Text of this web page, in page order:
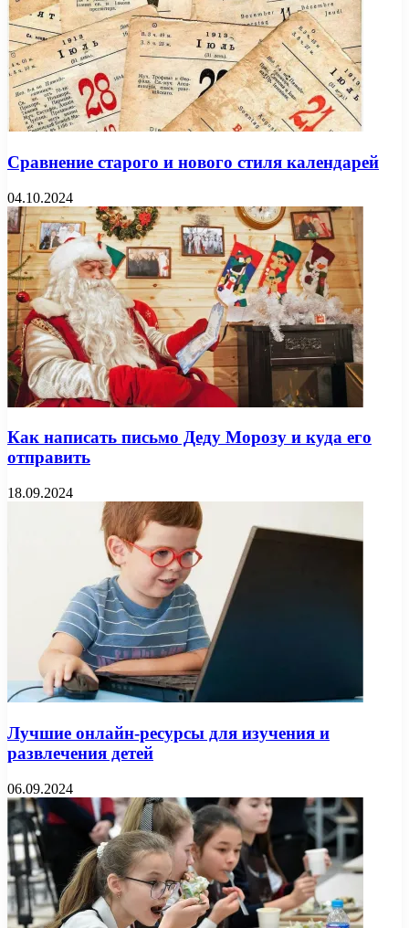
Сравнение старого и нового стиля календарей
04.10.2024
Как написать письмо Деду Морозу и куда его
отправить
18.09.2024
Лучшие онлайн-ресурсы для изучения и
развлечения детей
06.09.2024